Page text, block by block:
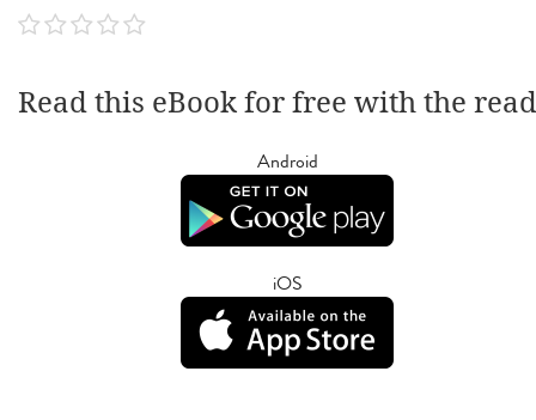
Read this eBook for free with the
Android
iOS